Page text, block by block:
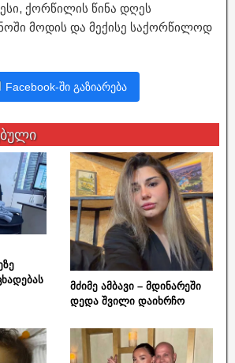
ქორწილის წინა დღეს
მოდის და მექისე საქორწილოდ
Facebook-ში გაზიარება
მძიმე ამბავი – მდინარეში
დედა შვილი დაიხრჩო